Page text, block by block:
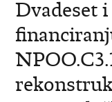
Dvadeset